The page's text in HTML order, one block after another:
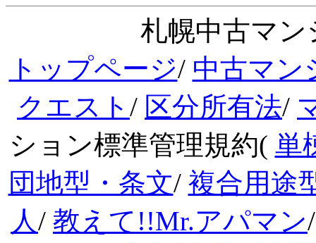
札幌中古マン
トップページ/ 中古マン
クエスト / 区分所有法/
ション標準管理規約( 単
団地型・条文/ 複合用途
人/ 教えて!!Mr.アパマン